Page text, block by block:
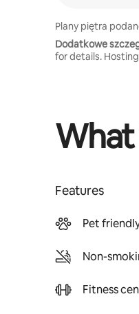
Plany piętra
Dodatkowe
for details.
Features
Pet
Non-
Fitness